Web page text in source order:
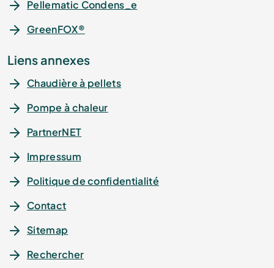
Pellematic Condens_e
GreenFOX®
Liens annexes
Chaudière à pellets
Pompe à chaleur
PartnerNET
Impressum
Politique de confidentialité
Contact
Sitemap
Rechercher